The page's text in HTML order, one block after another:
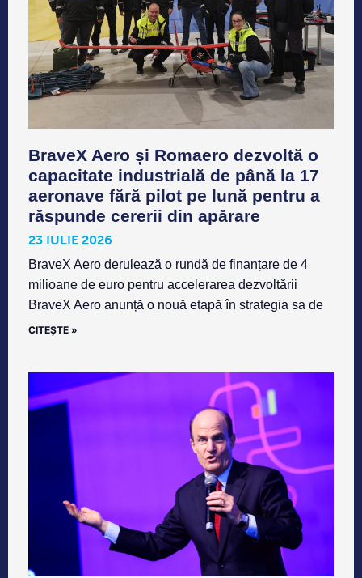
BraveX Aero și Romaero dezvoltă o
capacitate industrială de până la 17
aeronave fără pilot pe lună pentru a
răspunde cererii din apărare
23 IULIE 2026
BraveX Aero derulează o rundă de finanțare de 4
milioane de euro pentru accelerarea dezvoltării
BraveX Aero anunță o nouă etapă în strategia sa de
CITEȘTE »